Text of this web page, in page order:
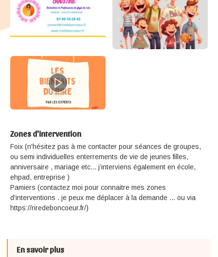
Zones d'intervention
Foix (n'hésitez pas à me contacter pour séances de groupes,
ou semi individuelles enterrements de vie de jeunes filles,
anniversaire , mariage etc... j’interviens également en école,
ehpad, entreprise )
Pamiers (contactez moi pour connaitre mes zones
d'interventions . je peux me déplacer à la demande ... ou via
https://riredeboncoeur.fr/)
En savoir plus